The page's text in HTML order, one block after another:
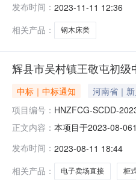
商品参数需求商品名
发布时间： 2023-11-11 12:36
相关产品：
钢木床类
辉县市吴村镇王敬屯初
中标｜中标通知 河南省｜
项目编号： HNZFCG-SCDD-
正文内容： 本项目于2023-08-
购需求：1.商品参数
发布时间： 2023-08-11 18:44
相关产品：
电子卖场直接 柜